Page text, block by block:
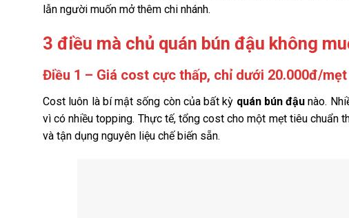
lẫn người muốn mở thêm chi nhánh.
3 điều mà chủ quán bún đậu không
Điều 1 – Giá cost cực thấp, chỉ dưới 20.000đ/mẹt
Cost luôn là bí mật sống còn của bất kỳ quán bún đậu nào.
vì có nhiều topping. Thực tế, tổng cost cho một mẹt tiêu
và tận dụng nguyên liệu chế biến sẵn.